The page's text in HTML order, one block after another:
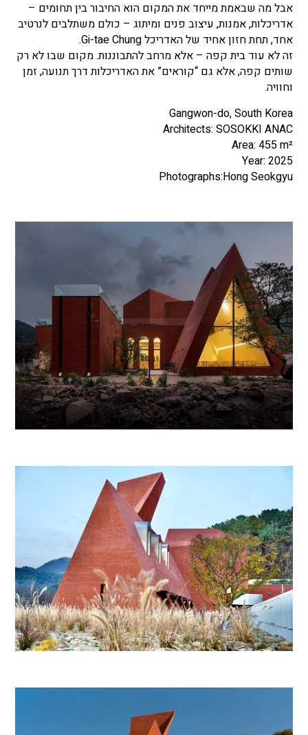
אבל מה שבאמת מייחד את המקום הוא החיבור בין תחומים –
אדריכלות, אמנות, עיצוב פנים ומיתוג – כולם משתלבים לנרטיב
אחד, תחת חזון אחיד של האדריכל Gi-tae Chung.
זה לא עוד בית קפה – אלא מרחב להתבוננות. מקום שבו לא רק
שותים קפה, אלא גם “קוראים” את האדריכלות דרך תנועה, זמן
וחוויה.
Gangwon-do, South Korea
Architects: SOSOKKI ANAC
Area: 455 m²
Year: 2025
Photographs:Hong Seokgyu